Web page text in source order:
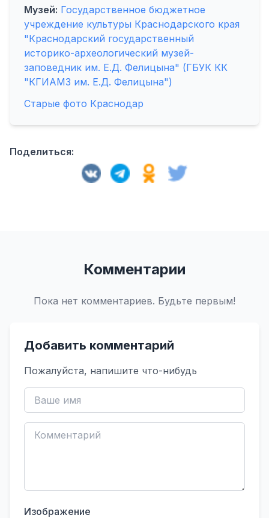
Музей: Государственное бюджетное
учреждение культуры Краснодарского края
"Краснодарский государственный
историко-археологический музей-
заповедник им. Е.Д. Фелицына" (ГБУК КК
"КГИАМЗ им. Е.Д. Фелицына")
Старые фото Краснодар
Поделиться:
Комментарии
Пока нет комментариев. Будьте первым!
Добавить комментарий
Пожалуйста, напишите что-нибудь
Изображение